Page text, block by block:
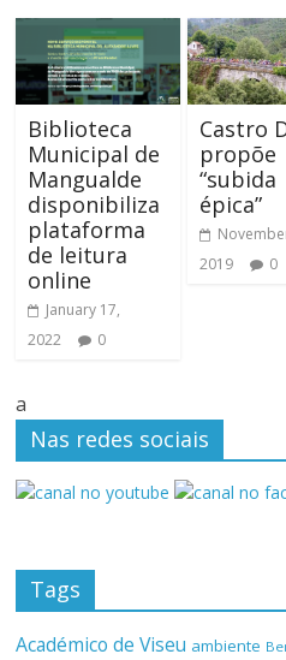
Biblioteca
Municipal de
Mangualde
disponibiliza
plataforma
de leitura
online
January 17,
2022
0
Castro
propõe
“subida
épica”
2019
0
a
Nas redes sociais
Tags
Académico de Viseu ambiente